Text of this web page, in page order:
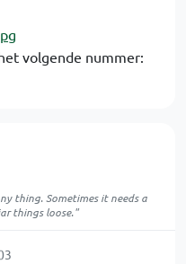
volgende nummer:
thing. Sometimes it needs a
things loose."